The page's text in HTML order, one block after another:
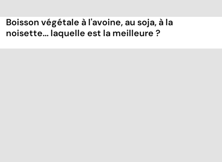
Boisson végétale à l'avoine, au soja, à la
noisette... laquelle est la meilleure ?